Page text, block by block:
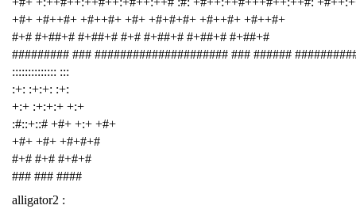
+#+ +#++#+ +#++#+ +#+ +#+#+#+ +#++#+ +#++#+
#+# #+##+# #+##+# #+# #+##+# #+##+# #+##+#
######### ### ##################### ### ######
:::::::::::::: :::
:+: :+:+: :+:
+:+ :+:+:+ +:+
:#::+::# +#+ +:+ +#+
+#+ +#+ +#+#+#
#+# #+# #+#+#
### ### ####
alligator2 :